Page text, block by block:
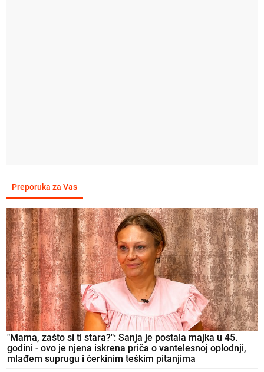
Preporuka za Vas
"Mama, zašto si ti stara?": Sanja je postala majka u 45.
godini - ovo je njena iskrena priča o vantelesnoj oplodnji,
mlađem suprugu i ćerkinim teškim pitanjima